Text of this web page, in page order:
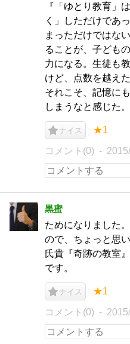
『「ゆとり教育」
く」しただけであ
まっただけではな
ることが、子ども
力になる。生徒も
けど、点数を越え
それこそ、記憶に
しまうなと感じた。
ナイス ★1
コメント(0)
黒蜜
ためになりました
ので、ちょっと思
氏貴『奇跡の教室
です。
ナイス ★1
コメント(0)